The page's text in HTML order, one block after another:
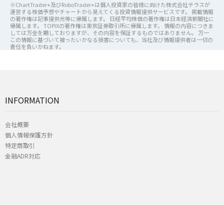
※ChartTrader+及びRoboTrader+は個人投資家の皆様に向けた株式会社テラスが
運営する株価予想やチャートから見えてくる投資情報提供サービスです。 掲載情報
の著作権は記事提供元等に帰属します。 日経平均株価の著作権は日本経済新聞社に
帰属します。 TOPIXの著作権は東京証券取引所に帰属します。 情報の内容につきま
しては万全を期しておりますが、その内容を保証するものではありません。 万一
この情報に基づいて被ったいかなる損害についても、当社及び情報提供者は一切の
責任を負いかねます。
INFORMATION
会社概要
個人情報保護方針
特定商取引
金融ADR対応